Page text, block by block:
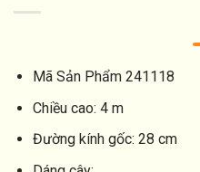
Mã Sản Phẩm 241118
Chiều cao: 4 m
Đường kính gốc: 28 cm